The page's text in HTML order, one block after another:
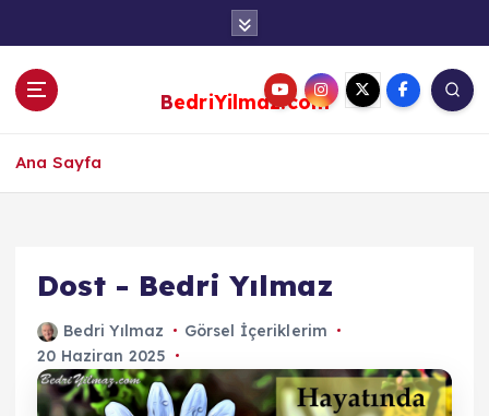
BedriYilmaz.com
Ana Sayfa
Dost - Bedri Yılmaz
Bedri Yılmaz
Görsel İçeriklerim
20 Haziran 2025